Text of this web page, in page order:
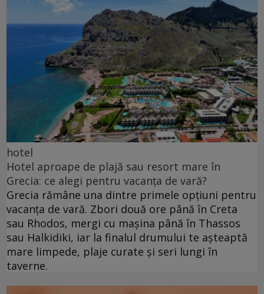
hotel
Hotel aproape de plajă sau resort mare în
Grecia: ce alegi pentru vacanța de vară?
Grecia rămâne una dintre primele opțiuni pentru
vacanța de vară. Zbori două ore până în Creta
sau Rhodos, mergi cu mașina până în Thassos
sau Halkidiki, iar la finalul drumului te așteaptă
mare limpede, plaje curate și seri lungi în
taverne.